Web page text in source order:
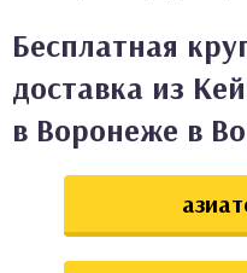
Бесплатная
доставка из
в Воронеже в